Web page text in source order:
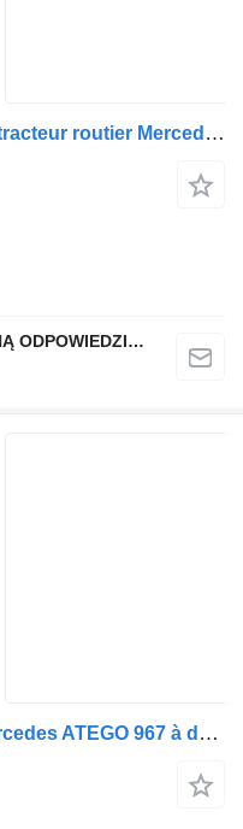
Clignotant A9678200121 pour tracteur routier Mercedes-Benz ATEGO
QINDITO SPÓŁKA Z OGRANICZONĄ ODPOWIEDZIALNOŚCIĄ
Clignotant Mercedes-Benz Mercedes ATEGO 967 à droite A9678200221 pour camion Mercedes-Benz ATEGO EURO 6